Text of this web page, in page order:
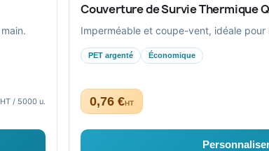
/ 5000 u.
Couverture de Survie Thermique
Imperméable et coupe-vent, idéale pour
PET argenté Économique
0,76 €HT
au secteur public.